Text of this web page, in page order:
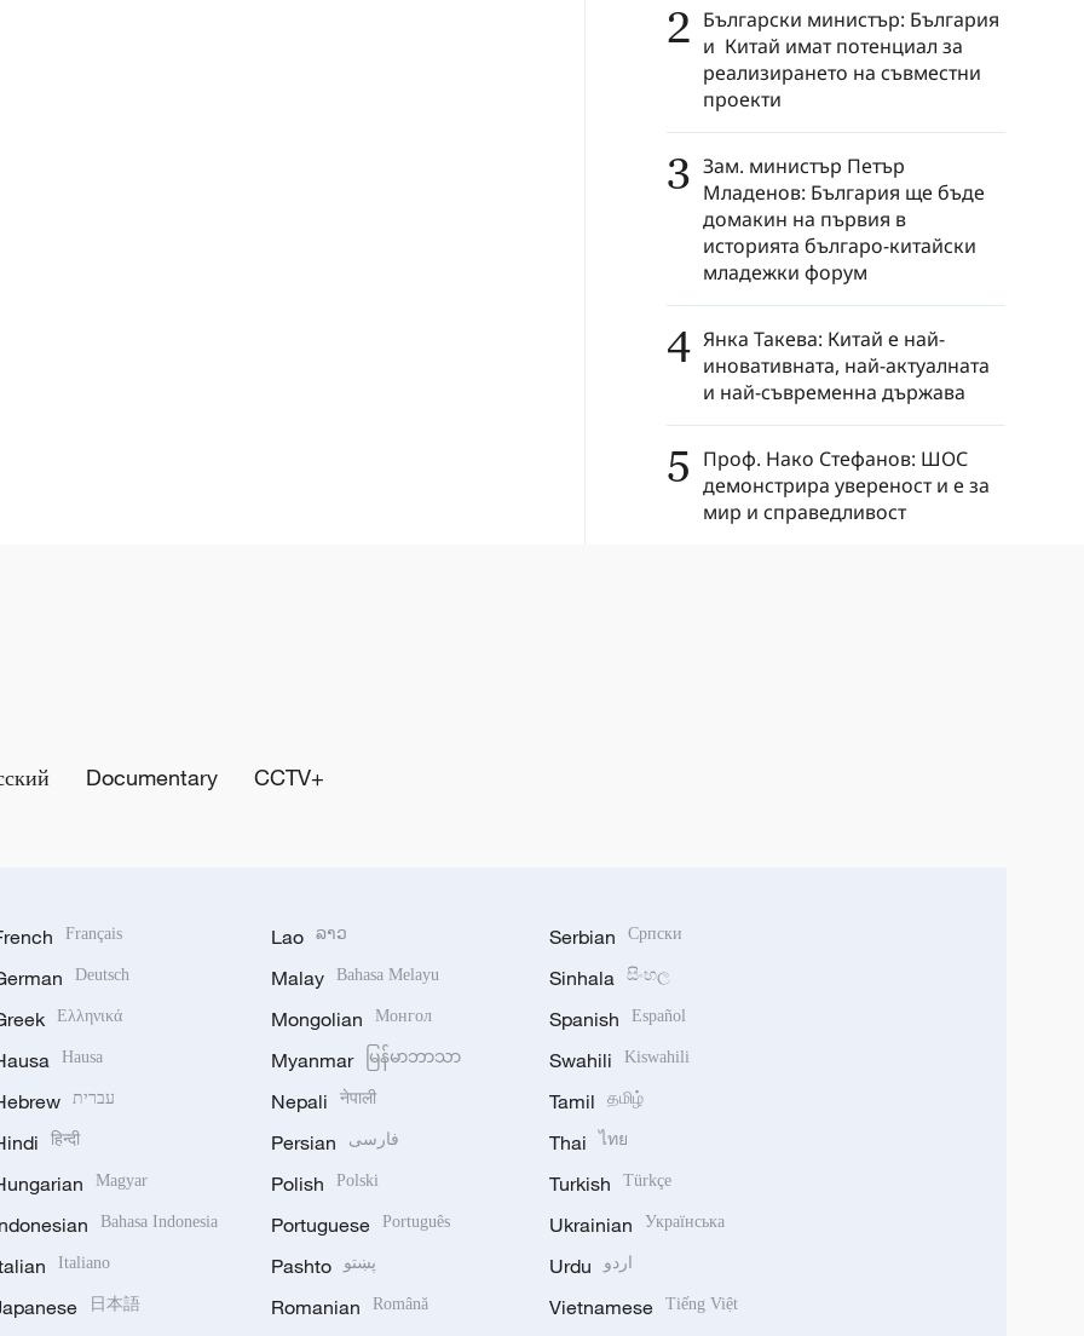
2 Български министър: България
и Китай имат потенциал за
реализирането на съвместни
проекти
3 Зам. министър Петър
Младенов: България ще бъде
домакин на първия в
историята българо-китайски
младежки форум
4 Янка Такева: Китай е най-
иновативната, най-актуалната
и най-съвременна държава
5 Проф. Нако Стефанов: ШОС
демонстрира увереност и е за
мир и справедливост
Documentary CCTV+
Français
Deutsch
Ελληνικά
Hausa
עברית
हिन्दी
Magyar
Bahasa Indonesia
Italiano
日本語
Lao ລາວ
Malay Bahasa Melayu
Mongolian Монгол
Myanmar မြန်မာဘာသာ
Nepali नेपाली
Persian فارسی
Polish Polski
Portuguese Português
Pashto پښتو
Romanian Română
Serbian Српски
Sinhala සිංහල
Spanish Español
Swahili Kiswahili
Tamil தமிழ்
Thai ไทย
Turkish Türkçe
Ukrainian Українська
Urdu اردو
Vietnamese Tiếng Việt